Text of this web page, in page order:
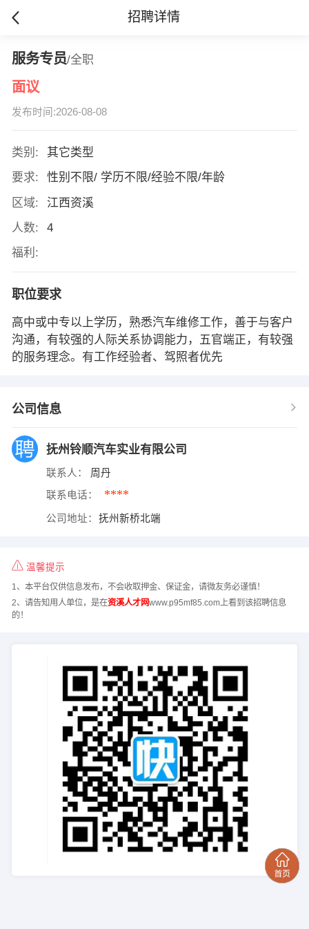
招聘详情
服务专员/全职
面议
发布时间:2026-08-08
类别:
其它类型
要求:
性别不限/ 学历不限/经验不限/年龄
区域:
江西资溪
人数:
4
福利:
职位要求
高中或中专以上学历，熟悉汽车维修工作，善于与客户
沟通，有较强的人际关系协调能力，五官端正，有较强
的服务理念。有工作经验者、驾照者优先
公司信息
抚州铃顺汽车实业有限公司
联系人： 周丹
联系电话： ****
公司地址： 抚州新桥北端
温馨提示
1、本平台仅供信息发布，不会收取押金、保证金，请微友务必谨慎！
2、请告知用人单位，是在资溪人才网www.p95mf85.com上看到该招聘信息
的！